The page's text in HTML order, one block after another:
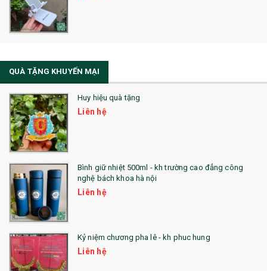
Sổ Sạc Đa Năng
La Fonte
QUÀ TẶNG KHUYẾN MẠI
Huy hiệu quà tặng
Liên hệ
Bình giữ nhiệt 500ml - kh trường cao đẳng công
nghệ bách khoa hà nội
Liên hệ
Kỷ niệm chương pha lê - kh phuc hung
Liên hệ